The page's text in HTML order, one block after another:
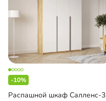
-10%
Распашной шкаф Салленс-3